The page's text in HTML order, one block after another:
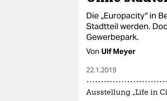
Die „Europacity“ in
Stadtteil werden.
Gewerbepark.
Von Ulf Meyer
22.1.2019
Ausstellung „Life in